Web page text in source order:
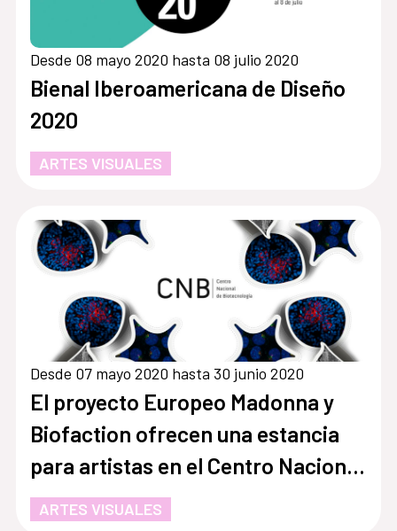
Desde 08 mayo 2020 hasta 08 julio 2020
Bienal Iberoamericana de Diseño
2020
ARTES VISUALES
Desde 07 mayo 2020 hasta 30 junio 2020
El proyecto Europeo Madonna y
Biofaction ofrecen una estancia
para artistas en el Centro Nacional
de Biotecnología
ARTES VISUALES